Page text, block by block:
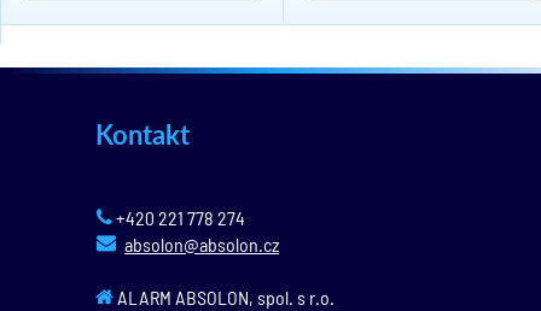
Kontakt
+420 221 778 274
absolon@absolon.cz
ALARM ABSOLON, spol. s r.o.